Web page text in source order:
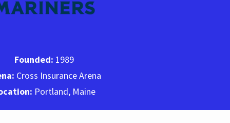
Founded: 1989
Cross Insurance Arena
Portland, Maine